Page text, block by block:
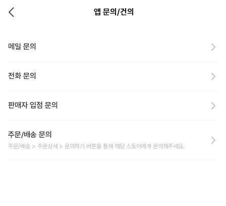
앱 문의/건의
메일 문의
전화 문의
판매자 입점 문의
주문/배송 문의
주문/배송 > 주문상세 > 문의하기 버튼을 통해 해당 스토어에게 문의해주세요.